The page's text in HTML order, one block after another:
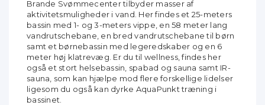
Brande Svømmecenter tilbyder masser af
aktivitetsmuligheder i vand. Her findes et 25-meters
bassin med 1- og 3-meters vippe, en 58 meter lang
vandrutschebane, en bred vandrutschebane til børn
samt et børnebassin med legeredskaber og en 6
meter høj klatrevæg. Er du til wellness, findes her
også et stort helsebassin, spabad og sauna samt IR-
sauna, som kan hjælpe mod flere forskellige lidelser
ligesom du også kan dyrke AquaPunkt træning i
bassinet.